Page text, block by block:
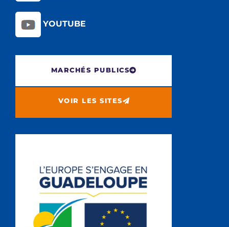
YOUTUBE
MARCHÉS PUBLICS
VOIR LES SITES